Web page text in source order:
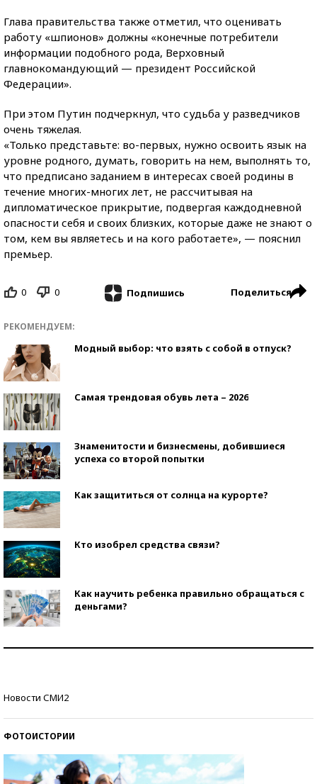
Глава правительства также отметил, что оценивать
работу «шпионов» должны «конечные потребители
информации подобного рода, Верховный
главнокомандующий — президент Российской
Федерации».
При этом Путин подчеркнул, что судьба у разведчиков
очень тяжелая.
«Только представьте: во-первых, нужно освоить язык на
уровне родного, думать, говорить на нем, выполнять то,
что предписано заданием в интересах своей родины в
течение многих-многих лет, не рассчитывая на
дипломатическое прикрытие, подвергая каждодневной
опасности себя и своих близких, которые даже не знают о
том, кем вы являетесь и на кого работаете», — пояснил
премьер.
0 0 Подпишись Поделиться
РЕКОМЕНДУЕМ:
Модный выбор: что взять с собой в отпуск?
Самая трендовая обувь лета – 2026
Знаменитости и бизнесмены, добившиеся
успеха со второй попытки
Как защититься от солнца на курорте?
Кто изобрел средства связи?
Как научить ребенка правильно обращаться с
деньгами?
Новости СМИ2
ФОТОИСТОРИИ